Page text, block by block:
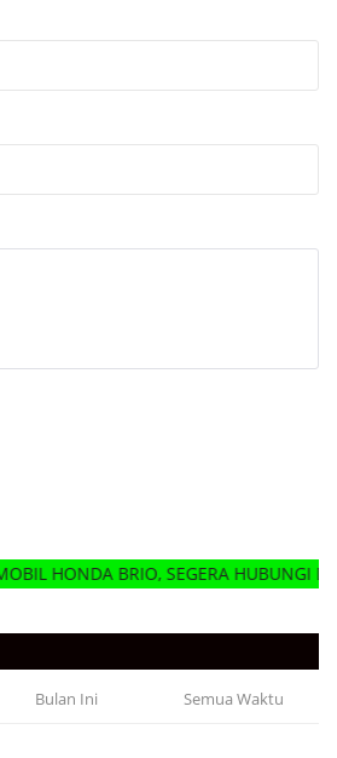
SEGERA HUBUNGI DELER
Bulan Ini Semua Waktu